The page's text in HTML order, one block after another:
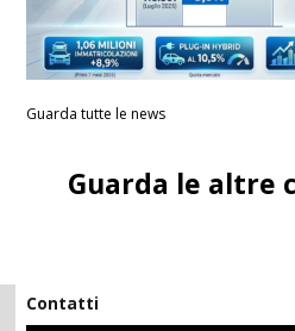
Guarda tutte le news
Guarda le altre
Contatti